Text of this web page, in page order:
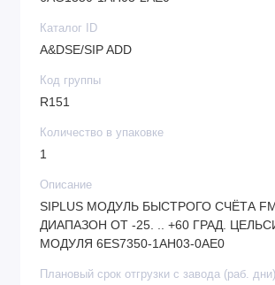
Каталог ID
A&DSE/SIP ADD
Код группы
R151
Количество в упаковке
1
Описание
SIPLUS МОДУЛЬ БЫСТРОГО СЧЁТА
ДИАПАЗОН ОТ -25. .. +60 ГРАД.
МОДУЛЯ 6ES7350-1AH03-0AE0
Плановый срок отгрузки с завода (раб. дни)